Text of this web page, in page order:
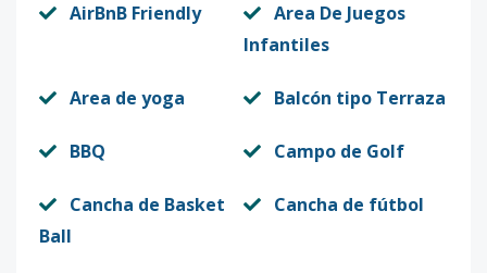
Código2726 -12
Código2726-13
Código2726-14
AirBnB Friendly
Area De Juegos
Infantiles
Area de yoga Balcón tipo Terraza
BBQ Campo de Golf
Cancha de Basket
Ball
Cancha de fútbol